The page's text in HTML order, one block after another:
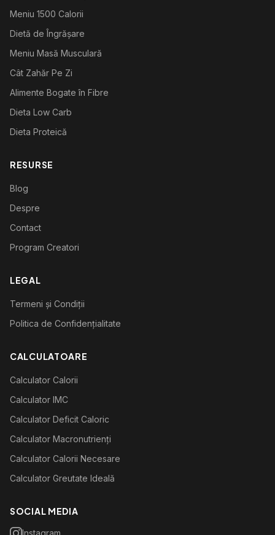
Meniu 1500 Calorii
Dietă de Îngrășare
Meniu Masă Musculară
Cât Zahăr Pe Zi
Alimente Bogate în Fibre
Dieta Low Carb
Dieta Proteică
RESURSE
Blog
Despre
Contact
Program Creatori
LEGAL
Termeni și Condiții
Politica de Confidențialitate
CALCULATOARE
Calculator Calorii
Calculator IMC
Calculator Deficit Caloric
Calculator Macronutrienți
Calculator Calorii Necesare
Calculator Greutate Ideală
SOCIAL MEDIA
Instagram